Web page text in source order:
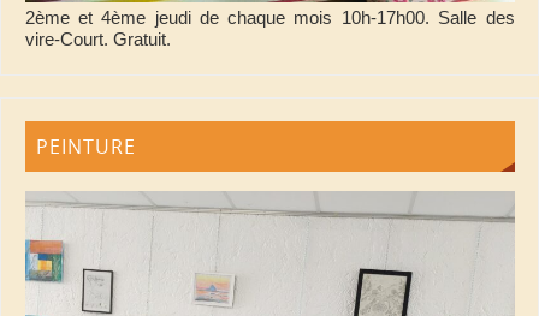
2ème et 4ème jeudi de chaque mois 10h-17h00. Salle des
vire-Court. Gratuit.
PEINTURE